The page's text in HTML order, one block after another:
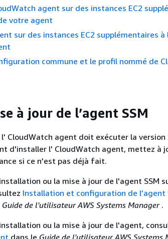
agent sur des instances EC2
votre agent
sur des instances EC2 supplémentaires à
commune et le profil nommé de
à jour de l’agent SSM
l' CloudWatch agent doit exécuter la version
d'installer l' CloudWatch agent, mettez à
si ce n'est pas déjà fait.
ou la mise à jour de l'agent SSM
Installation et configuration de l'agent
Guide de l'utilisateur AWS Systems Manager .
ou la mise à jour de l'agent,
dans le Guide de l'utilisateur AWS Systems